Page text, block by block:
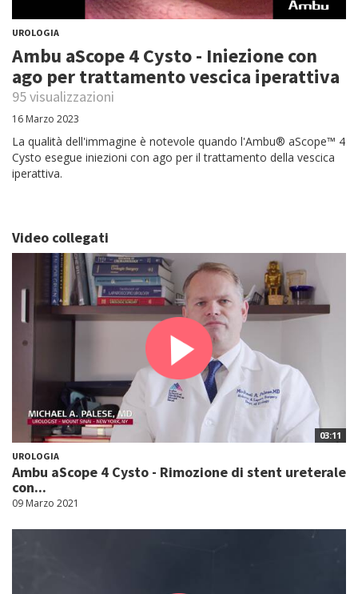
UROLOGIA
Ambu aScope 4 Cysto - Iniezione con
ago per trattamento vescica iperattiva
95 visualizzazioni
16 Marzo 2023
La qualità dell'immagine è notevole quando l'Ambu® aScope™ 4
Cysto esegue iniezioni con ago per il trattamento della vescica
iperattiva.
Video collegati
03:11
UROLOGIA
Ambu aScope 4 Cysto - Rimozione di stent ureterale
con...
09 Marzo 2021